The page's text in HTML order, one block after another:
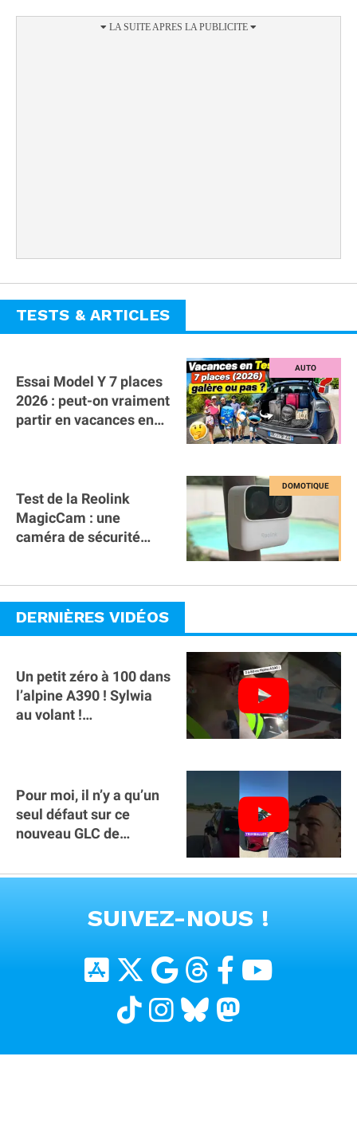
TESTS & ARTICLES
Essai Model Y 7 places
2026 : peut-on vraiment
partir en vacances en
Test de la Reolink
MagicCam : une
caméra de sécurité
DERNIÈRES VIDÉOS
Un petit zéro à 100 dans
l’alpine A390 ￼! Sylwia
au volant !
Pour moi, il n’y a qu’un
seul défaut sur ce
nouveau GLC de
clé sur téléphone
SUIVEZ-NOUS !